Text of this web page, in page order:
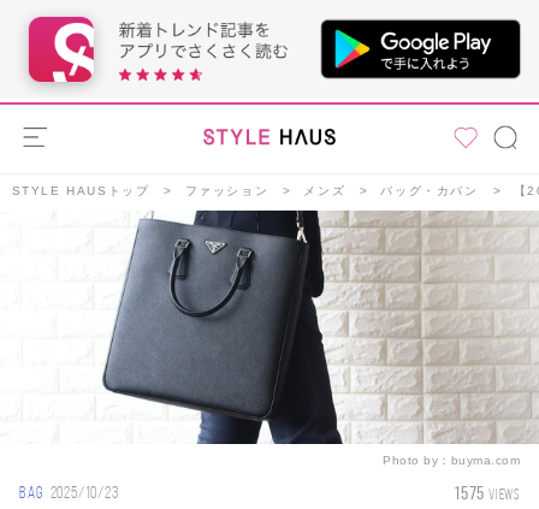
STYLE HAUSトップ ファッション メンズ バッグ・カバン 【
Photo by： buyma.com
BAG 2025/10/23 1575 VIEWS